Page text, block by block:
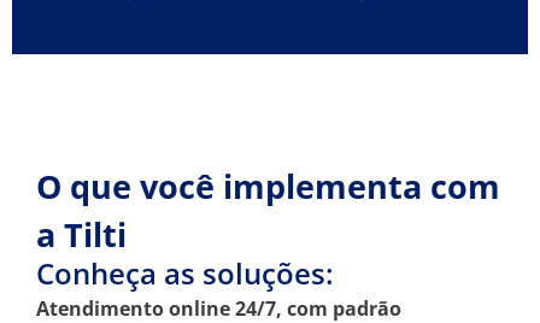
O que você implementa com
a Tilti
Conheça as soluções:​
Atendimento online 24/7, com padrão